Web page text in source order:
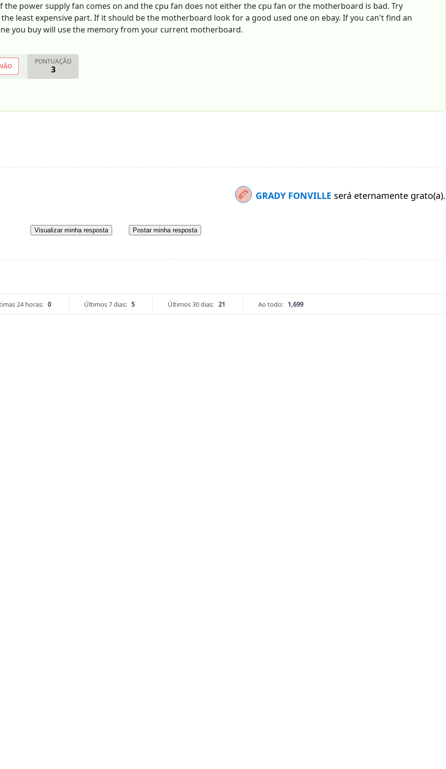
power supply fan comes on and the cpu fan does not either the cpu fan or the motherboard is bad. Try
least expensive part. If it should be the motherboard look for a good used one on ebay. If you can't find an
you buy will use the memory from your current motherboard.
PONTUAÇÃO
3
GRADY FONVILLE será eternamente grato(a).
Visualizar minha resposta Postar minha resposta
24 horas: 0 Últimos 7 dias: 5 Últimos 30 dias: 21 Ao todo: 1,699